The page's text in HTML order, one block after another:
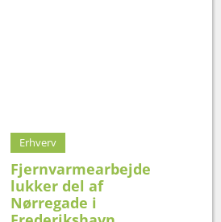
Erhverv
Fjernvarmearbejde
lukker del af
Nørregade i